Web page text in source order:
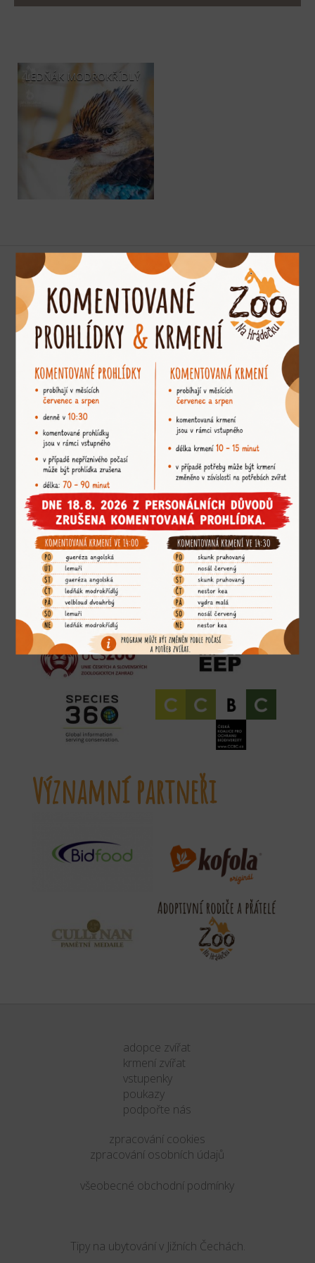
LEDŇÁK MODROKŘÍDLÝ
Podporujeme
Jsme členem
Významní partneři
adopce zvířat
krmení zvířat
vstupenky
poukazy
podpořte nás
zpracování cookies
zpracování osobních údajů
všeobecné obchodní podmínky
Tipy na ubytování v Jižních Čechách.